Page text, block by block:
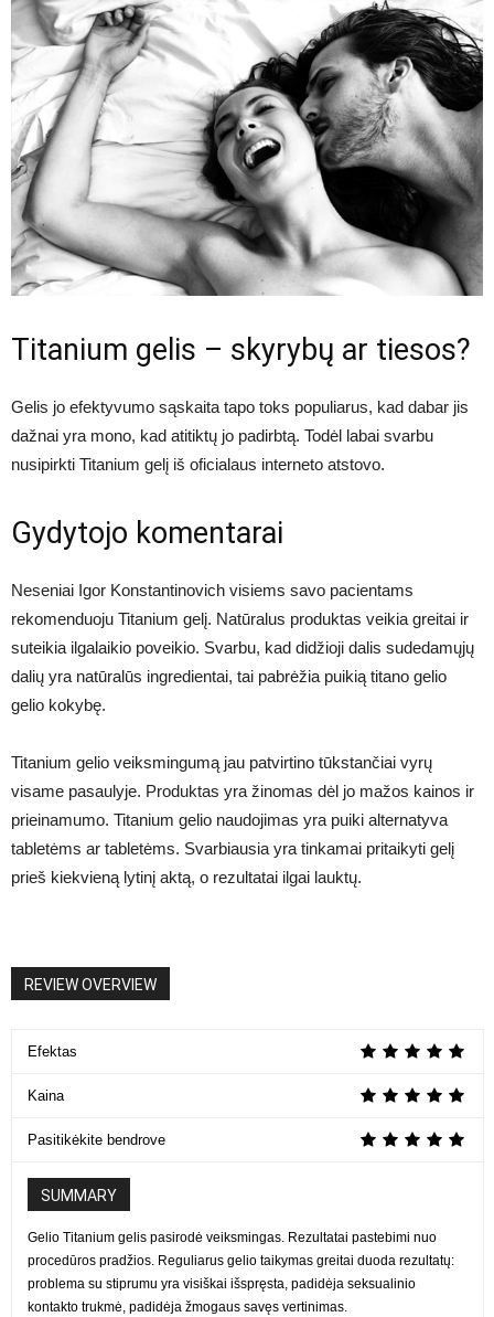
Titanium gelis – skyrybų ar tiesos?
Gelis jo efektyvumo sąskaita tapo toks populiarus, kad dabar jis
dažnai yra mono, kad atitiktų jo padirbtą. Todėl labai svarbu
nusipirkti Titanium gelį iš oficialaus interneto atstovo.
Gydytojo komentarai
Neseniai Igor Konstantinovich visiems savo pacientams
rekomenduoju Titanium gelį. Natūralus produktas veikia greitai ir
suteikia ilgalaikio poveikio. Svarbu, kad didžioji dalis sudedamųjų
dalių yra natūralūs ingredientai, tai pabrėžia puikią titano gelio
gelio kokybę.
Titanium gelio veiksmingumą jau patvirtino tūkstančiai vyrų
visame pasaulyje. Produktas yra žinomas dėl jo mažos kainos ir
prieinamumo. Titanium gelio naudojimas yra puiki alternatyva
tabletėms ar tabletėms. Svarbiausia yra tinkamai pritaikyti gelį
prieš kiekvieną lytinį aktą, o rezultatai ilgai lauktų.
REVIEW OVERVIEW
Efektas
Kaina
Pasitikėkite bendrove
SUMMARY
Gelio Titanium gelis pasirodė veiksmingas. Rezultatai pastebimi nuo
procedūros pradžios. Reguliarus gelio taikymas greitai duoda rezultatų:
problema su stiprumu yra visiškai išspręsta, padidėja seksualinio
kontakto trukmė, padidėja žmogaus savęs vertinimas.